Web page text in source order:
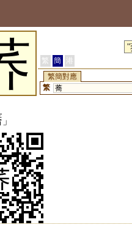
繁 簡
港
繁簡對應
繁 蕎
」